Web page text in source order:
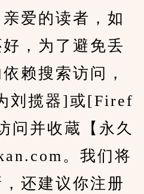
爱的读者，如
，为了避免丢
赖搜索访问，
刘揽器]或[Firef
问并收蔵【永久
。我们将
还建议你注册